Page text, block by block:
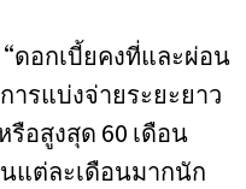
อกเบี้ยคงที่และผ่อน
รแบ่งจ่ายระยะยาว
รือสูงสุด 60 เดือน
แต่ละเดือนมากนัก